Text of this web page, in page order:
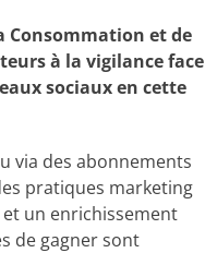
Consommation et de
à la vigilance face
sociaux en cette
via des abonnements
pratiques marketing
un enrichissement
de gagner sont